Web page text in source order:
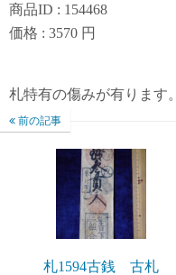
商品ID : 154468
価格 : 3570 円
札特有の傷みが有ります。
前の記事
札1594古銭 古札